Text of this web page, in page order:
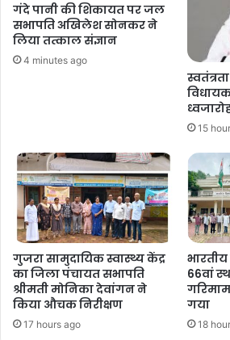
गंदे पानी की शिकायत पर जल
सभापति अखिलेश सोनकर ने
लिया तत्काल संज्ञान
4 minutes ago
15
गुजरा सामुदायिक स्वास्थ्य केंद्र
का जिला पंचायत सभापति
श्रीमती मोनिका देवांगन ने
किया औचक निरीक्षण
17 hours ago
भारतीय
66वां
गया
18